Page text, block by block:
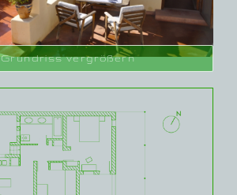
Grundriss vergrößern